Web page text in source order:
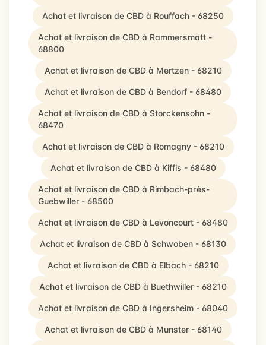
Achat et livraison de CBD à Rouffach - 68250
Achat et livraison de CBD à Rammersmatt -
68800
Achat et livraison de CBD à Mertzen - 68210
Achat et livraison de CBD à Bendorf - 68480
Achat et livraison de CBD à Storckensohn -
68470
Achat et livraison de CBD à Romagny - 68210
Achat et livraison de CBD à Kiffis - 68480
Achat et livraison de CBD à Rimbach-près-
Guebwiller - 68500
Achat et livraison de CBD à Levoncourt - 68480
Achat et livraison de CBD à Schwoben - 68130
Achat et livraison de CBD à Elbach - 68210
Achat et livraison de CBD à Buethwiller - 68210
Achat et livraison de CBD à Ingersheim - 68040
Achat et livraison de CBD à Munster - 68140